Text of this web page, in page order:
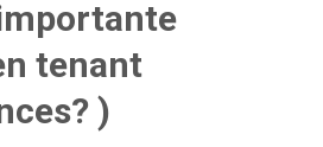
tenant
)